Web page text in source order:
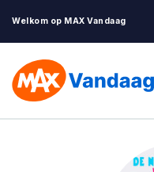
Welkom op MAX Vandaag